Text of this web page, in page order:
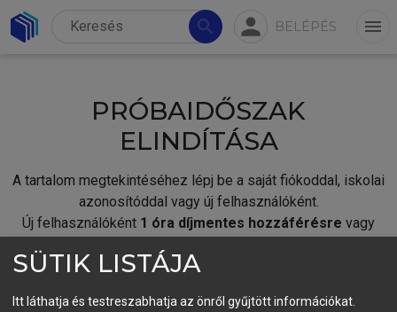
search person BELÉPÉS menu
PRÓBAIDŐSZAK
ELINDÍTÁSA
A tartalom megtekintéséhez lépj be a saját fiókoddal, iskolai
azonosítóddal vagy új felhasználóként.
Új felhasználóként 1 óra díjmentes hozzáférésre vagy
fiókoddal,vagy hozz létre új fiókot.
SÜTIK LISTÁJA
Itt láthatja és testreszabhatja az önről gyűjtött információkat.